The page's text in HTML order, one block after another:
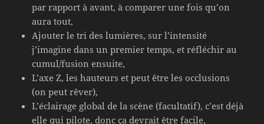
par rapport à avant, à comparer une fois qu’on
aura tout,
Ajouter le tri des lumières, sur l’intensité
j’imagine dans un premier temps, et réfléchir au
cumul/fusion ensuite,
L’axe Z, les hauteurs et peut être les occlusions
(on peut rêver),
L’éclairage global de la scène (facultatif), c’est déjà
elle qui pilote, donc ça devrait être facile,